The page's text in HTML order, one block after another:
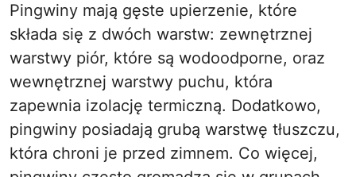
Pingwiny mają gęste upierzenie, które
składa się z dwóch warstw: zewnętrznej
warstwy piór, które są wodoodporne, oraz
wewnętrznej warstwy puchu, która
zapewnia izolację termiczną. Dodatkowo,
pingwiny posiadają grubą warstwę tłuszczu,
która chroni je przed zimnem. Co więcej,